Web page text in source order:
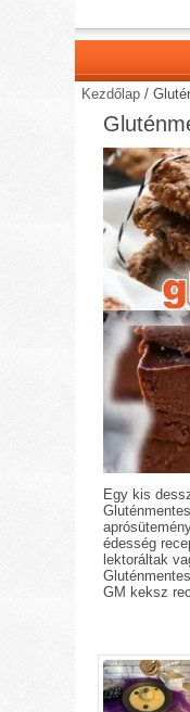
Kezdőlap /
Egy kis
édesség
lektoráltak
GM keksz